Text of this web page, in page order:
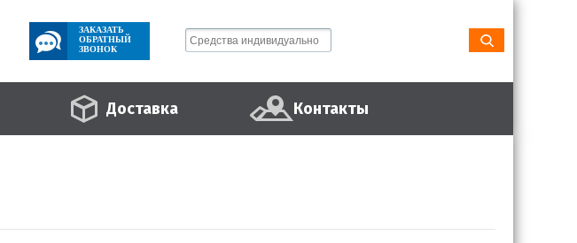
ЗАКАЗАТЬ
ОБРАТНЫЙ
ЗВОНОК
Доставка Контакты